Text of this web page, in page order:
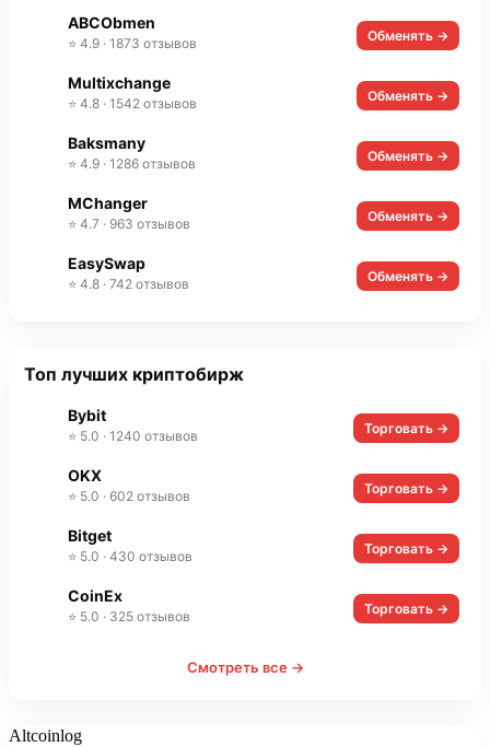
ABCObmen
⭐ 4.9 · 1873 отзывов Обменять →
Multixchange
⭐ 4.8 · 1542 отзывов Обменять →
Baksmany
⭐ 4.9 · 1286 отзывов Обменять →
MChanger
⭐ 4.7 · 963 отзывов Обменять →
EasySwap
⭐ 4.8 · 742 отзывов Обменять →
Топ лучших криптобирж
Bybit
⭐ 5.0 · 1240 отзывов Торговать →
OKX
⭐ 5.0 · 602 отзывов Торговать →
Bitget
⭐ 5.0 · 430 отзывов Торговать →
CoinEx
⭐ 5.0 · 325 отзывов Торговать →
Смотреть все →
Altcoinlog